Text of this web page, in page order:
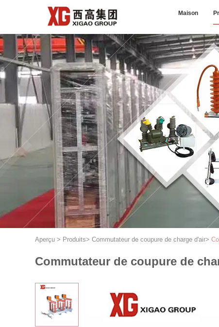
Maison
Aperçu > Produits> Commutateur de coupure de charge d'air>
Commutateur de coupure de